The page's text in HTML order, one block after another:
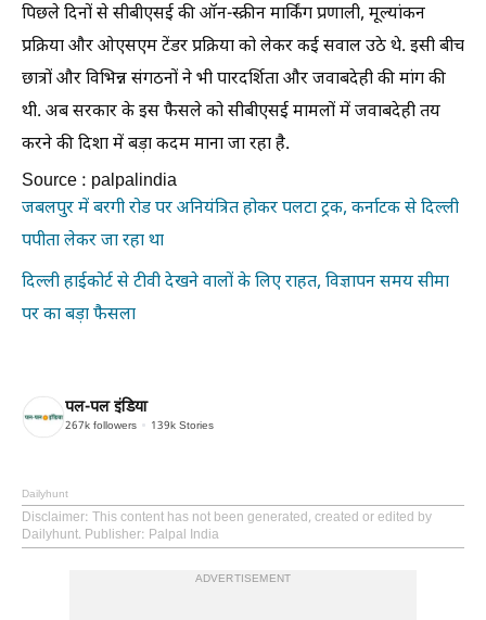
पिछले दिनों से सीबीएसई की ऑन-स्क्रीन मार्किंग प्रणाली, मूल्यांकन
प्रक्रिया और ओएसएम टेंडर प्रक्रिया को लेकर कई सवाल उठे थे. इसी बीच
छात्रों और विभिन्न संगठनों ने भी पारदर्शिता और जवाबदेही की मांग की
थी. अब सरकार के इस फैसले को सीबीएसई मामलों में जवाबदेही तय
करने की दिशा में बड़ा कदम माना जा रहा है.
Source : palpalindia
जबलपुर में बरगी रोड पर अनियंत्रित होकर पलटा ट्रक, कर्नाटक से दिल्ली
पपीता लेकर जा रहा था
दिल्ली हाईकोर्ट से टीवी देखने वालों के लिए राहत, विज्ञापन समय सीमा
पर का बड़ा फैसला
पल-पल इंडिया
267k followers 139k Stories
Dailyhunt
Disclaimer: This content has not been generated, created or edited by
Dailyhunt. Publisher: Palpal India
ADVERTISEMENT